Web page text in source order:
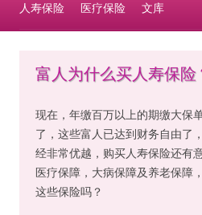
人寿保险
医疗保险 文库
富人为什么买人寿保险
现在，年缴百万以上的期缴大保
了，这些富人已达到财务自由了
经非常优越，购买人寿保险还有
医疗保障，大病保障及养老保障
这些保险吗？